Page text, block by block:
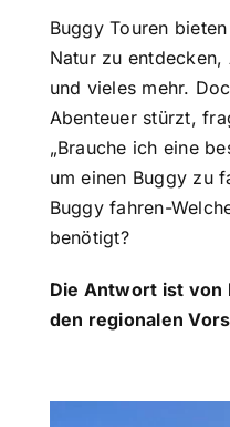
Buggy Touren
Natur zu
und vieles mehr.
Abenteuer stürzt,
„Brauche ich eine
um einen Buggy zu
Buggy fahren-
benötigt?
Die Antwort ist von
den regionalen